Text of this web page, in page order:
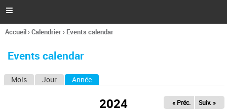
l
h
e

Vous
ici
Accueil›Calendrier› Events calendar
Events calendar
Mois Jour Année
2024 « Préc. Suiv. »